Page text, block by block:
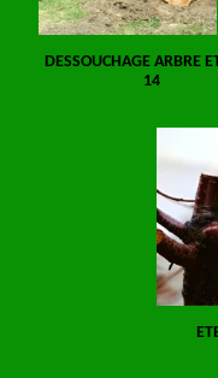
DESSOUCHAGE ARBRE
14